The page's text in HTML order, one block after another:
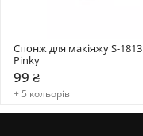
Спонж для макіяжу S-1813
Pinky
99 ₴
+ 5 кольорів